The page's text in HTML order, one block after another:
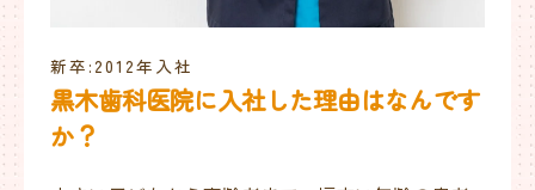
黒木歯科医院に入社した理由はなんです
か？
新卒:2012年入社